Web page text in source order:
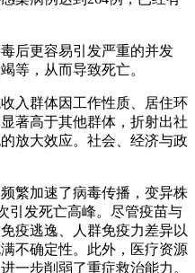
后更容易引发严重的并发
等，从而导致死亡。
入群体因工作性质、居住环
著高于其他群体，折射出社
放大效应。社会、经济与政
繁加速了病毒传播，变异株
引发死亡高峰。尽管疫苗与
疫逃逸、人群免疫力差异以
不确定性。此外，医疗资源
一步削弱了重症救治能力。